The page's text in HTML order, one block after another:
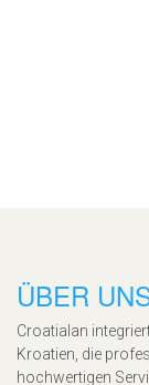
ÜBER
Croatialan
Kroatien, die
hochwertigen